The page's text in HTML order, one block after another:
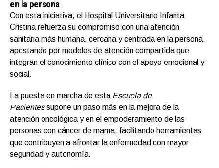
en la persona
Con esta iniciativa, el Hospital Universitario Infanta
Cristina refuerza su compromiso con una atención
sanitaria más humana, cercana y centrada en la persona,
apostando por modelos de atención compartida que
integran el conocimiento clínico con el apoyo emocional y
social.
La puesta en marcha de esta Escuela de
Pacientessupone un paso más en la mejora de la
atención oncológica y en el empoderamiento de las
personas con cáncer de mama, facilitando herramientas
que contribuyen a afrontar la enfermedad con mayor
seguridad y autonomía.